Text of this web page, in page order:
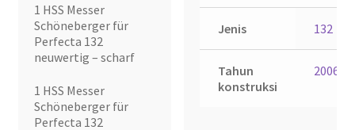
1 HSS Messer
Schöneberger für
Perfecta 132
neuwertig – scharf
1 HSS Messer
Schöneberger für
Perfecta 132
Jenis 132
Tahun
konstruksi
2006